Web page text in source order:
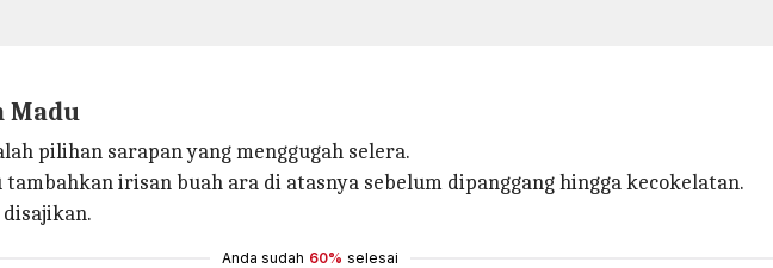
Madu
pilihan sarapan yang menggugah selera.
irisan buah ara di atasnya sebelum dipanggang hingga kecokelatan.
Anda sudah 60% selesai